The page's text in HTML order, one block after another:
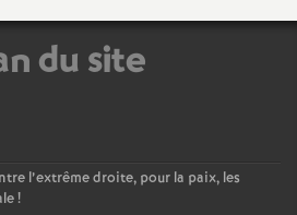
o
du site
l’extrême droite, pour la paix, les
!